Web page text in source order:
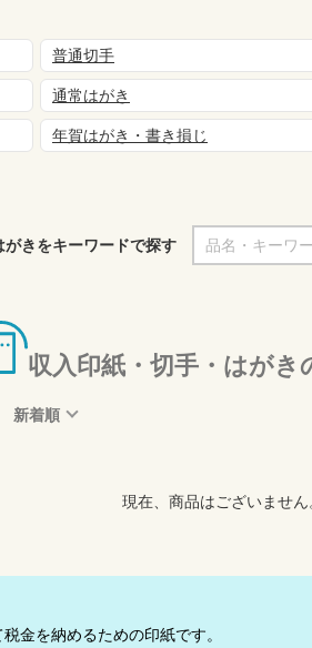
普通切手
通常はがき
年賀はがき・書き損じ
がきをキーワードで探す
収入印紙・切手・はがき
新着順
現在、商品はございません
金を納めるための印紙です。